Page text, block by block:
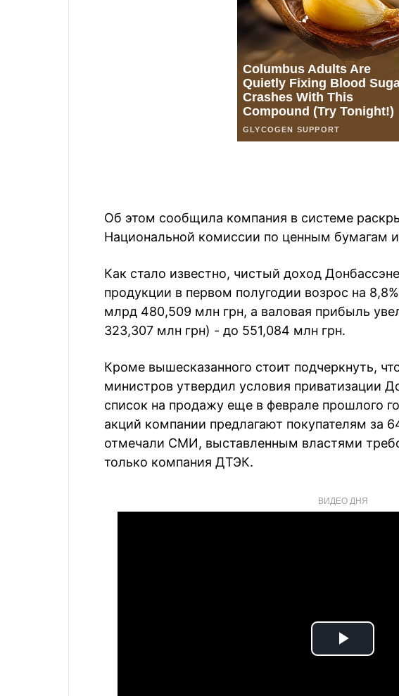
Об этом сообщила компания в системе
Национальной комиссии по ценным бумагам
Как стало известно, чистый доход
продукции в первом полугодии возрос на
млрд 480,509 млн грн, а валовая прибыль
323,307 млн грн) - до 551,084 млн грн.
Кроме вышесказанного стоит подчеркнуть,
министров утвердил условия приватизации
список на продажу еще в феврале прошлого
акций компании предлагают покупателям за
отмечали СМИ, выставленным властями
только компания ДТЭК.
ВИДЕО ДНЯ
Play